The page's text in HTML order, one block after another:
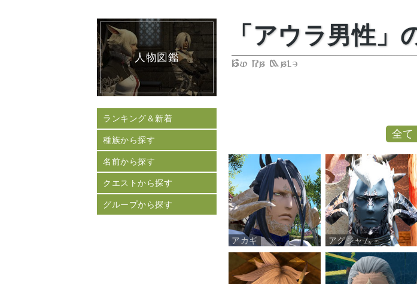
「アウラ男性」
Au Ra Male
全て
アカギ アグジャム
人物図鑑
ランキング＆新着
種族から探す
名前から探す
クエストから探す
グループから探す